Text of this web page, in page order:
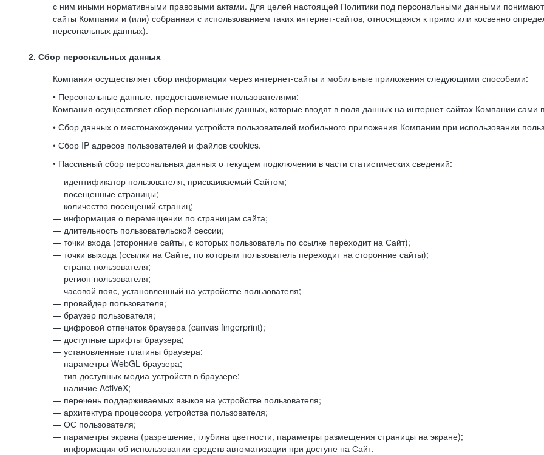
с ним иными нормативными правовыми актами. Для целей настоящей Политики под персональными данными
сайты Компании и (или) собранная с использованием таких интернет-сайтов, относящаяся к прямо или косвенно
персональных данных).
2. Сбор персональных данных
Компания осуществляет сбор информации через интернет-сайты и мобильные приложения следующими способами:
• Персональные данные, предоставляемые пользователями:
Компания осуществляет сбор персональных данных, которые вводят в поля данных на интернет-сайтах Компании
• Сбор данных о местонахождении устройств пользователей мобильного приложения Компании при использовании
• Сбор IP адресов пользователей и файлов cookies.
• Пассивный сбор персональных данных о текущем подключении в части статистических сведений:
— идентификатор пользователя, присваиваемый Сайтом;
— посещенные страницы;
— количество посещений страниц;
— информация о перемещении по страницам сайта;
— длительность пользовательской сессии;
— точки входа (сторонние сайты, с которых пользователь по ссылке переходит на Сайт);
— точки выхода (ссылки на Сайте, по которым пользователь переходит на сторонние сайты);
— страна пользователя;
— регион пользователя;
— часовой пояс, установленный на устройстве пользователя;
— провайдер пользователя;
— браузер пользователя;
— цифровой отпечаток браузера (canvas fingerprint);
— доступные шрифты браузера;
— установленные плагины браузера;
— параметры WebGL браузера;
— тип доступных медиа-устройств в браузере;
— наличие ActiveX;
— перечень поддерживаемых языков на устройстве пользователя;
— архитектура процессора устройства пользователя;
— ОС пользователя;
— параметры экрана (разрешение, глубина цветности, параметры размещения страницы на экране);
— информация об использовании средств автоматизации при доступе на Сайт.